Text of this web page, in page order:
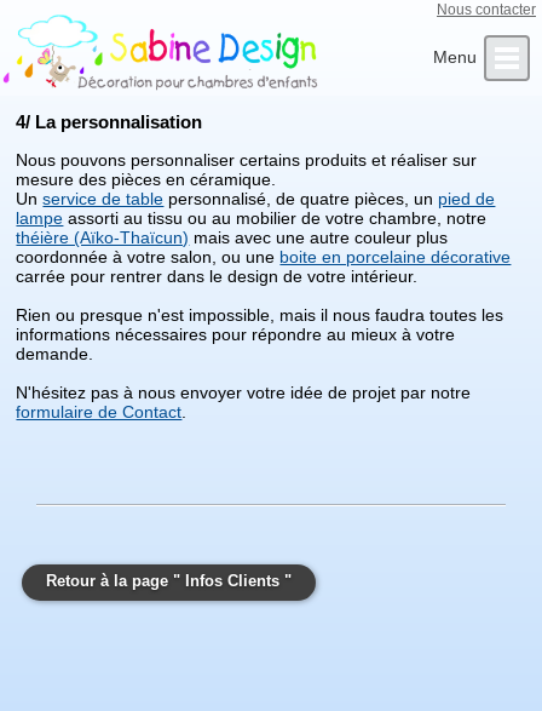
Nous contacter
Qui sommes-nous ?
4/ La personnalisation
Nous pouvons personnaliser certains produits et réaliser sur
mesure des pièces en céramique.
Unservice de table personnalisé, de quatre pièces, un pied de
lampe assorti au tissu ou au mobilier de votre chambre, notre
théière (Aïko-Thaïcun) mais avec une autre couleur plus
coordonnée à votre salon, ou une boite en porcelaine décorative
carrée pour rentrer dans le design de votre intérieur.
Rien ou presque n'est impossible, mais il nous faudra toutes les
informations nécessaires pour répondre au mieux à votre
demande.
N'hésitez pas à nous envoyer votre idée de projet par notre
formulaire de Contact
Retour à la page " Infos Clients "